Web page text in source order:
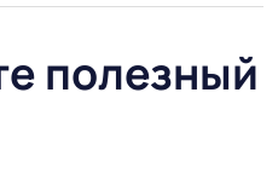
полезный